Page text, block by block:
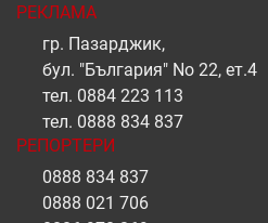
РЕКЛАМА
гр. Пазарджик,
бул. "България" No 22, ет.4
тел. 0884 223 113
тел. 0888 834 837
РЕПОРТЕРИ
0888 834 837
0888 021 706